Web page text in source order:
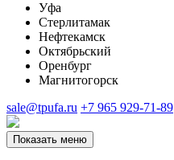
Уфа
Стерлитамак
Нефтекамск
Октябрьский
Оренбург
Магнитогорск
sale@tpufa.ru +7 965 929-71-89
Показать меню